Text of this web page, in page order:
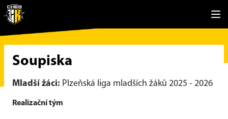
Soupiska
Mladší žáci: Plzeňská liga mladších žáků 2025 - 2026
Realizační tým